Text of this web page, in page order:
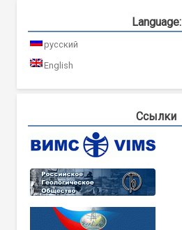
Language:
русский
English
Ссылки